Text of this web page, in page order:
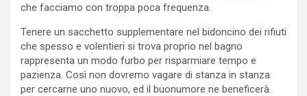
che facciamo con troppa poca frequenza.
Tenere un sacchetto supplementare nel bidoncino dei rifiuti
che spesso e volentieri si trova proprio nel bagno
rappresenta un modo furbo per risparmiare tempo e
pazienza. Così non dovremo vagare di stanza in stanza
per cercarne uno nuovo, ed il buonumore ne beneficerà.